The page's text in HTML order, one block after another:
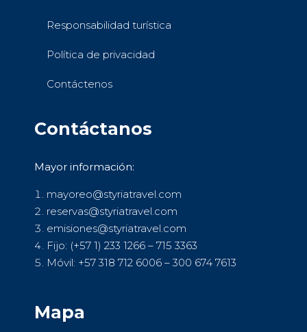
Responsabilidad turística
Política de privacidad
Contáctenos
Contáctanos
Mayor información:
mayoreo@styriatravel.com
reservas@styriatravel.com
emisiones@styriatravel.com
Fijo: (+57 1) 233 1266 – 715 3363
Móvil: +57 318 712 6006 – 300 674 7613
Mapa